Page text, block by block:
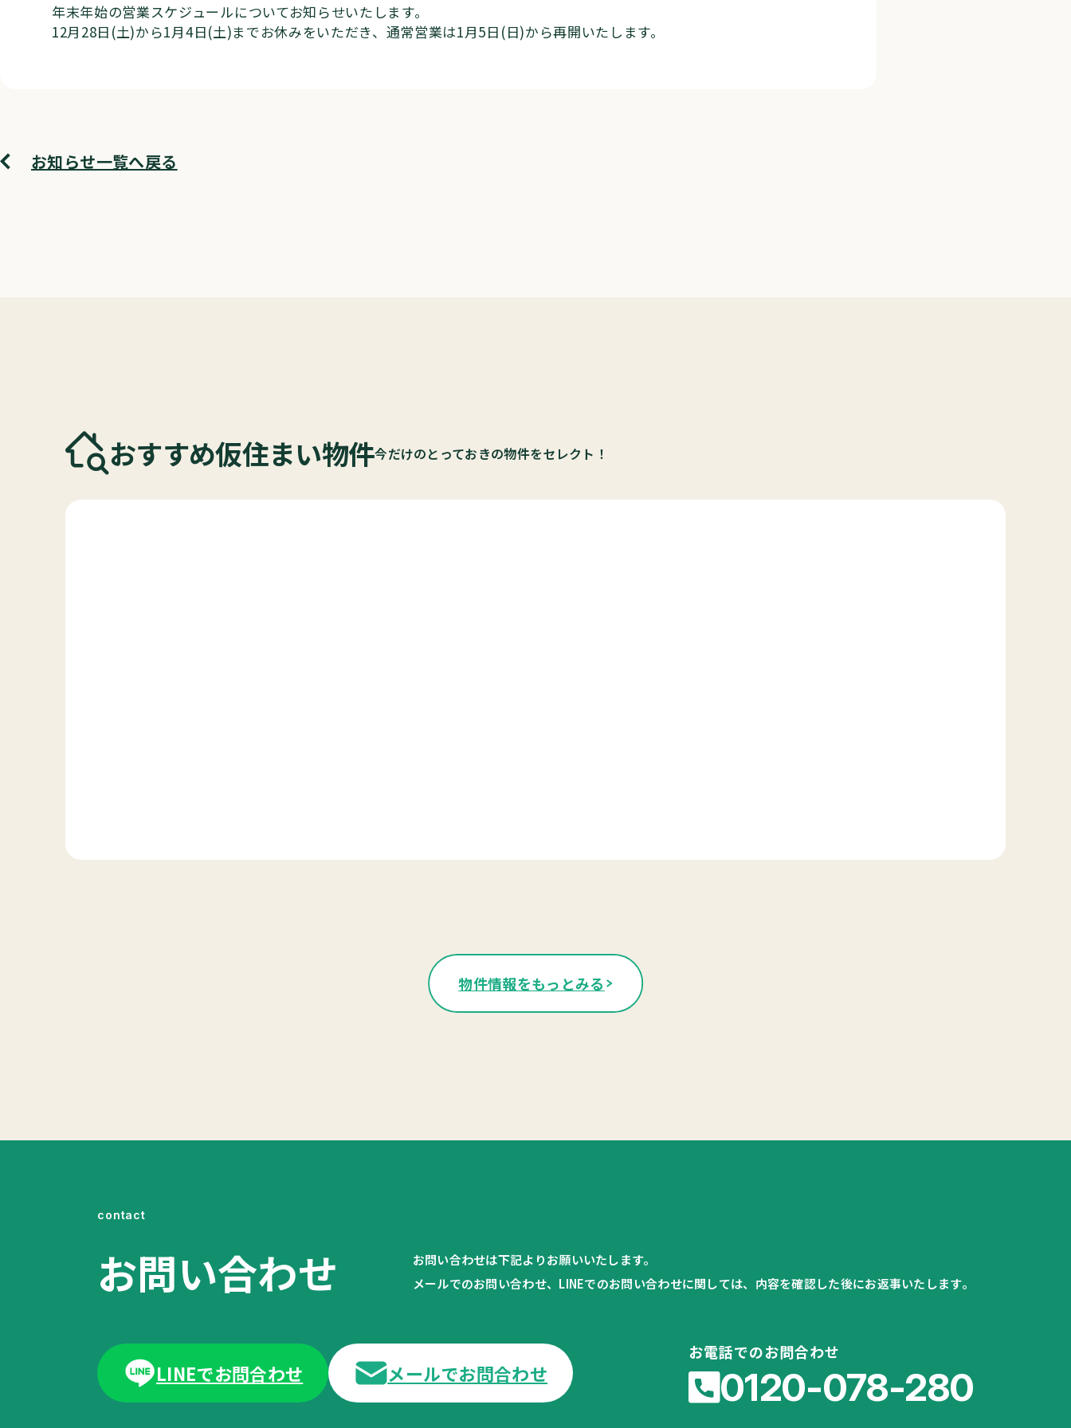
年末年始の営業スケジュールについてお知らせいたします。
12月28日(土)から1月4日(土)までお休みをいただき、通常営業は1月5日(日)から再開いたします。
お知らせ一覧へ戻る
おすすめ仮住まい物件今だけのとっておきの物件をセレクト！
物件情報をもっとみる
contact
お問い合わせ
お問い合わせは下記よりお願いいたします。
メールでのお問い合わせ、LINEでのお問い合わせに関しては、内容を確認した後にお返事いたします。
LINEでお問合わせ メールでお問合わせ
お電話でのお問合わせ
0120-078-280